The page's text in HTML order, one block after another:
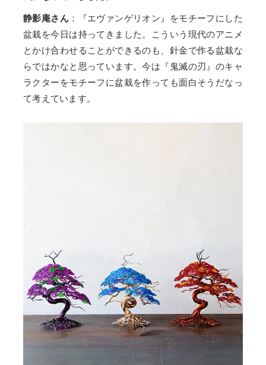
静影庵さん ：『エヴァンゲリオン』をモチーフにした
盆栽を今日は持ってきました。こういう現代のアニメ
とかけ合わせることができるのも、針金で作る盆栽な
らではかなと思っています。今は『鬼滅の刃』のキャ
ラクターをモチーフに盆栽を作っても面白そうだなっ
て考えています。